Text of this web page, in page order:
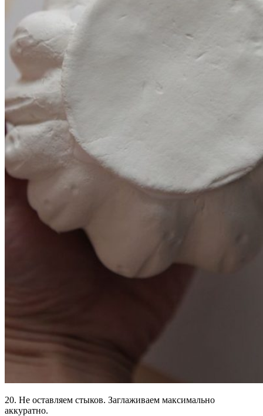
20. Не оставляем стыков. Заглаживаем максимально
аккуратно.